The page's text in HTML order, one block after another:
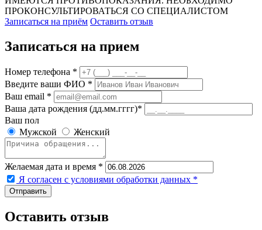
ПРОКОНСУЛЬТИРОВАТЬСЯ СО СПЕЦИАЛИСТОМ
Записаться на приём Оставить отзыв
Записаться на прием
Номер телефона *
Введите ваши ФИО *
Ваш email *
Ваша дата рождения (дд.мм.гггг)*
Ваш пол
Мужской
Женский
Желаемая дата и время *
Я согласен с условиями обработки данных *
Оставить отзыв